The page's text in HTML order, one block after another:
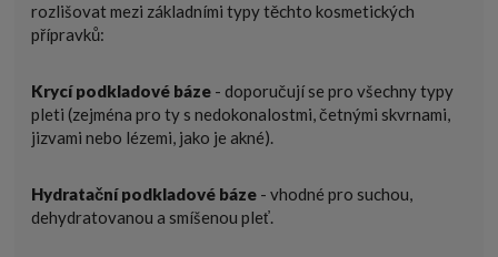
rozlišovat mezi základními typy těchto kosmetických
přípravků:
Krycípodkladové báze - doporučují se pro všechny typy
pleti (zejména pro ty s nedokonalostmi, četnými skvrnami,
jizvami nebo lézemi, jako je akné).
Hydratačnípodkladové báze - vhodné pro suchou,
dehydratovanou a smíšenou pleť.